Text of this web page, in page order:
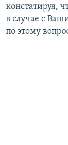
констатируя,
в случае с
по этому